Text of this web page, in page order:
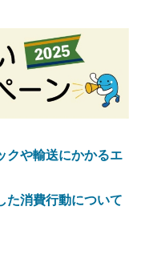
クや輸送にかかるエ
た消費行動について